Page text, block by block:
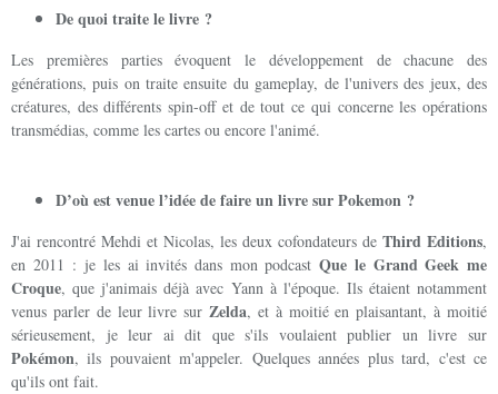
De quoi traite le livre ?
Les premières parties évoquent le développement de chacune des
générations, puis on traite ensuite du gameplay, de l'univers des jeux, des
créatures, des différents spin-off et de tout ce qui concerne les opérations
transmédias, comme les cartes ou encore l'animé.
D’où est venue l’idée de faire un livre sur Pokemon ?
J'ai rencontré Mehdi et Nicolas, les deux cofondateurs de Third Editions,
en 2011 : je les ai invités dans mon podcastQue le Grand Geek me
Croque, que j'animais déjà avec Yann à l'époque. Ils étaient notamment
venus parler de leur livre sur Zelda, et à moitié en plaisantant, à moitié
sérieusement, je leur ai dit que s'ils voulaient publier un livre sur
Pokémon, ils pouvaient m'appeler. Quelques années plus tard, c'est ce
qu'ils ont fait.